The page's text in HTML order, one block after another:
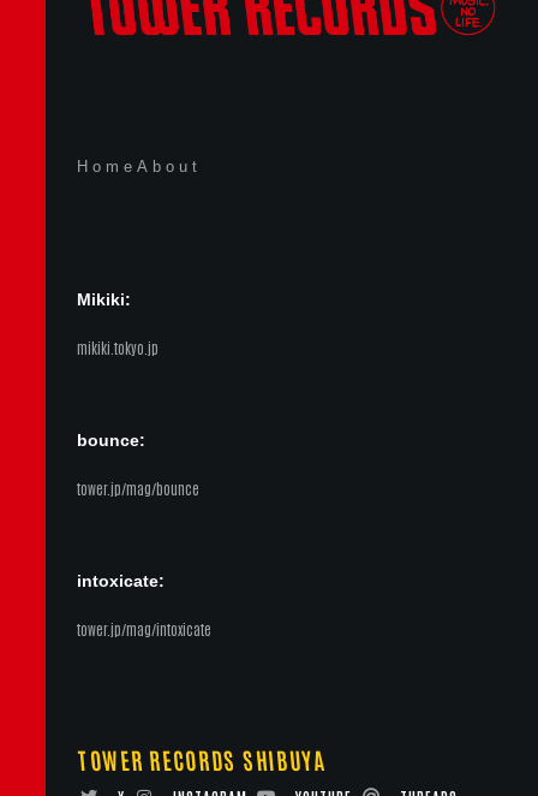
Home About
Mikiki:
mikiki.tokyo.jp
bounce:
tower.jp/mag/bounce
intoxicate:
tower.jp/mag/intoxicate
TOWER RECORDS SHIBUYA